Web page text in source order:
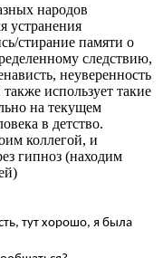
народов
устранения
стирание памяти о
следствию,
неуверенность
использует такие
на текущем
в детство.
коллегой, и
гипноз (находим
тут хорошо, я была